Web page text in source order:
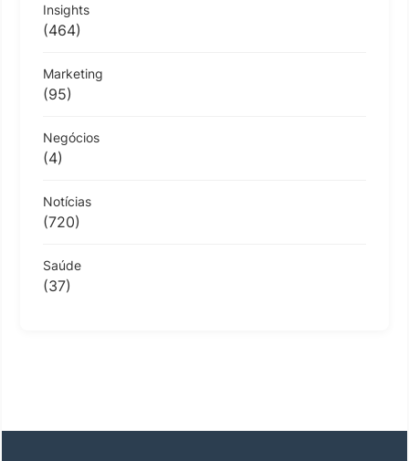
Insights
(464)
Marketing
(95)
Negócios
(4)
Notícias
(720)
Saúde
(37)